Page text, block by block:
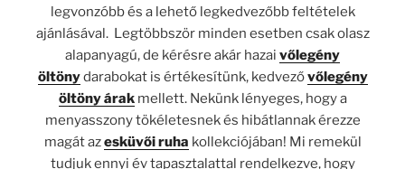
legvonzóbb és a lehető legkedvezőbb feltételek
ajánlásával. Legtöbbször minden esetben csak olasz
alapanyagú, de kérésre akár hazai vőlegény
öltönydarabokat is értékesítünk, kedvezővőlegény
öltöny árakmellett. Nekünk lényeges, hogy a
menyasszony tökéletesnek és hibátlannak érezze
magát azesküvői ruha kollekciójában! Mi remekül
tudjuk ennyi év tapasztalattal rendelkezve, hogy